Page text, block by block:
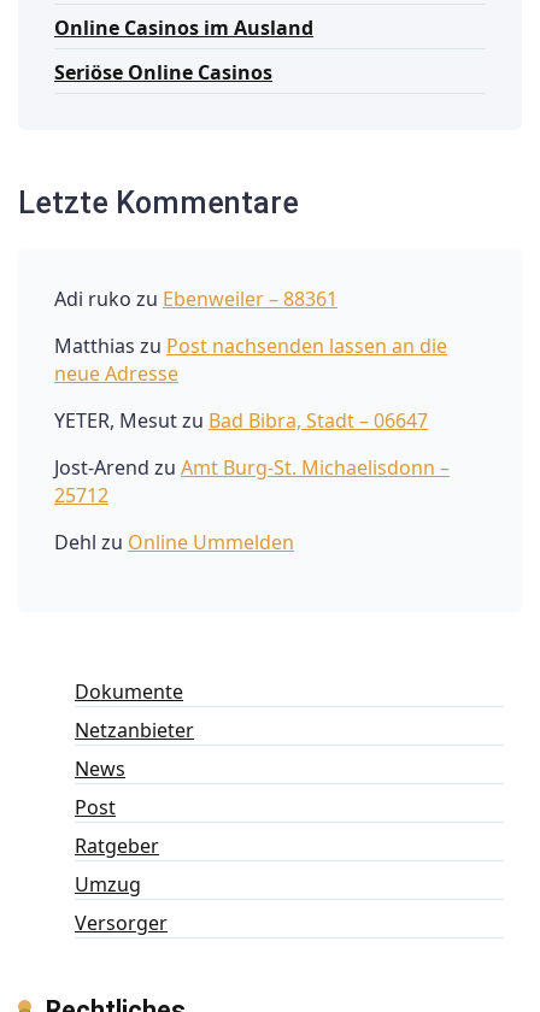
Online Casinos im Ausland
Seriöse Online Casinos
Letzte Kommentare
Adi ruko zu Ebenweiler – 88361
Matthias zu Post nachsenden lassen an die
neue Adresse
YETER, Mesutzu Bad Bibra, Stadt – 06647
Jost-Arend zu Amt Burg-St. Michaelisdonn –
25712
Dehl zu Online Ummelden
Dokumente
Netzanbieter
News
Post
Ratgeber
Umzug
Versorger